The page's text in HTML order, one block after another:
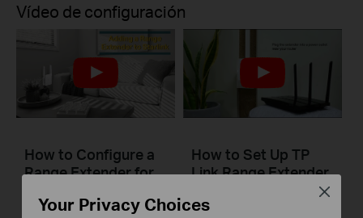
Vídeo de configuración
How to Configure a
Range Extender for
How to Set Up TP
Link Range Extender
RE200 & RE220 via
Tether App
Your Privacy Choices
Close